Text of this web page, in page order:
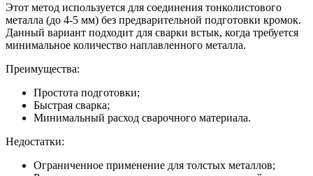
Этот метод используется для соединения тонколистового
металла (до 4-5 мм) без предварительной подготовки кромок.
Данный вариант подходит для сварки встык, когда требуется
минимальное количество наплавленного металла.
Преимущества:
Простота подготовки;
Быстрая сварка;
Минимальный расход сварочного материала.
Недостатки:
Ограниченное применение для толстых металлов;